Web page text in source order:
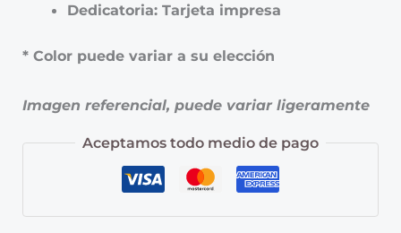
Dedicatoria: Tarjeta impresa
* Color puede variar a su elección
Imagen referencial, puede variar ligeramente
Aceptamos todo medio de pago